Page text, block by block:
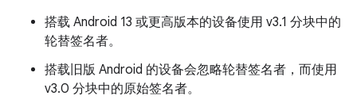
搭载 Android 13 或更高版本的设备使用 v3.1 分块中的
轮替签名者。
搭载旧版 Android 的设备会忽略轮替签名者，而使用
v3.0 分块中的原始签名者。